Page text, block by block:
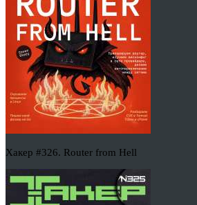
Хакер #326. Router from Hell